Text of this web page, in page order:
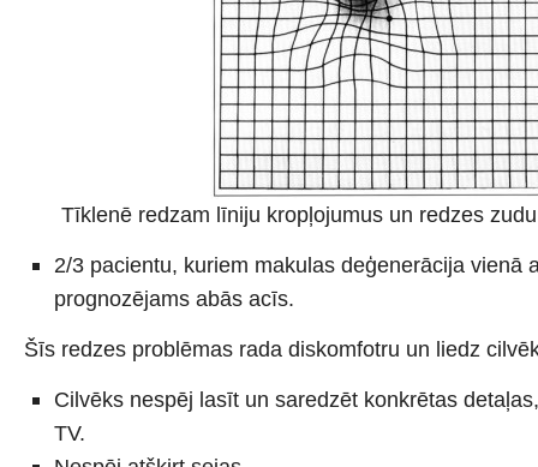
Tīklenē redzam līniju kropļojumus un redzes
2/3 pacientu, kuriem makulas deģenerācija vienā
prognozējams abās acīs.
Šīs redzes problēmas rada diskomfotru un liedz
Cilvēks nespēj lasīt un saredzēt konkrētas
TV.